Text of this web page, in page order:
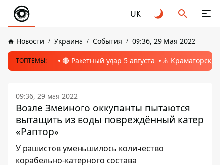
UK
Новости Украина События 09:36, 29 Мая 2022
ТОПТЕМЫ: 🔴 Ракетный удар 5 августа ⚠️ Краматорск,
09:36, 29 мая 2022
Возле Змеиного оккупанты пытаются
вытащить из воды повреждённый катер
«Раптор»
У рашистов уменьшилось количество
корабельно-катерного состава